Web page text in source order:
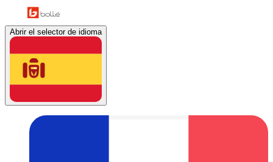
Abrir el selector de idioma